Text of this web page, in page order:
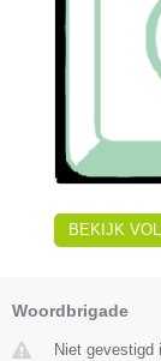
BEKIJK
Woordbrigade
Niet gevestigd